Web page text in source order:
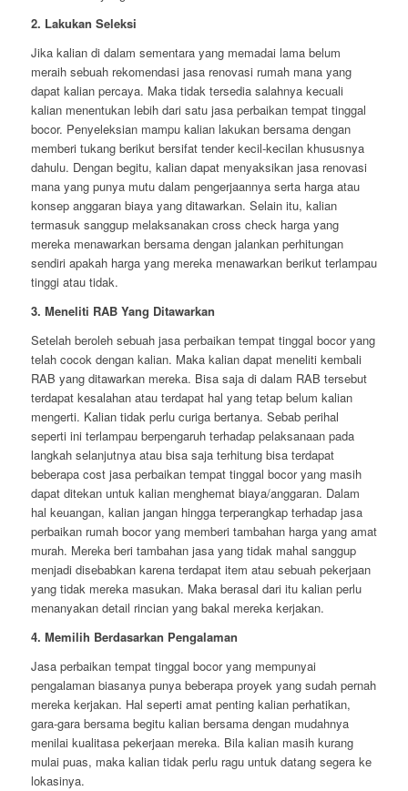
2. Lakukan Seleksi
Jika kalian di dalam sementara yang memadai lama belum
meraih sebuah rekomendasi jasa renovasi rumah mana yang
dapat kalian percaya. Maka tidak tersedia salahnya kecuali
kalian menentukan lebih dari satu jasa perbaikan tempat tinggal
bocor. Penyeleksian mampu kalian lakukan bersama dengan
memberi tukang berikut bersifat tender kecil-kecilan khususnya
dahulu. Dengan begitu, kalian dapat menyaksikan jasa renovasi
mana yang punya mutu dalam pengerjaannya serta harga atau
konsep anggaran biaya yang ditawarkan. Selain itu, kalian
termasuk sanggup melaksanakan cross check harga yang
mereka menawarkan bersama dengan jalankan perhitungan
sendiri apakah harga yang mereka menawarkan berikut terlampau
tinggi atau tidak.
3. Meneliti RAB Yang Ditawarkan
Setelah beroleh sebuah jasa perbaikan tempat tinggal bocor yang
telah cocok dengan kalian. Maka kalian dapat meneliti kembali
RAB yang ditawarkan mereka. Bisa saja di dalam RAB tersebut
terdapat kesalahan atau terdapat hal yang tetap belum kalian
mengerti. Kalian tidak perlu curiga bertanya. Sebab perihal
seperti ini terlampau berpengaruh terhadap pelaksanaan pada
langkah selanjutnya atau bisa saja terhitung bisa terdapat
beberapa cost jasa perbaikan tempat tinggal bocor yang masih
dapat ditekan untuk kalian menghemat biaya/anggaran. Dalam
hal keuangan, kalian jangan hingga terperangkap terhadap jasa
perbaikan rumah bocor yang memberi tambahan harga yang amat
murah. Mereka beri tambahan jasa yang tidak mahal sanggup
menjadi disebabkan karena terdapat item atau sebuah pekerjaan
yang tidak mereka masukan. Maka berasal dari itu kalian perlu
menanyakan detail rincian yang bakal mereka kerjakan.
4. Memilih Berdasarkan Pengalaman
Jasa perbaikan tempat tinggal bocor yang mempunyai
pengalaman biasanya punya beberapa proyek yang sudah pernah
mereka kerjakan. Hal seperti amat penting kalian perhatikan,
gara-gara bersama begitu kalian bersama dengan mudahnya
menilai kualitasa pekerjaan mereka. Bila kalian masih kurang
mulai puas, maka kalian tidak perlu ragu untuk datang segera ke
lokasinya.